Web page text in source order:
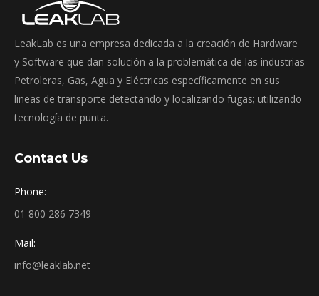
LeakLab es una empresa dedicada a la creación de Hardware
y Software que dan solución a la problemática de las industrias
Petroleras, Gas, Agua y Eléctricas específicamente en sus
lineas de transporte detectando y localizando fugas; utilizando
tecnología de punta.
Contact Us
Phone:
01 800 286 7349
Mail:
info@leaklab.net